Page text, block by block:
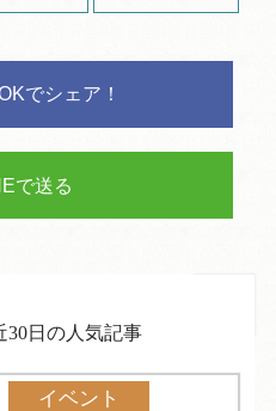
でシェア！
で送る
30日の人気記事
イベント